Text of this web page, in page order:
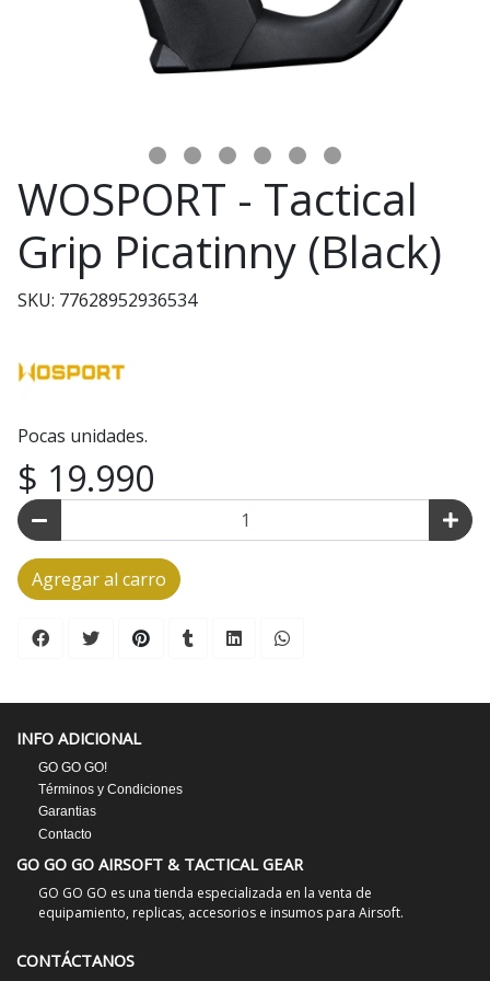
WOSPORT - Tactical
Grip Picatinny (Black)
SKU: 77628952936534
Pocas unidades.
$ 19.990
Agregar al carro
INFO ADICIONAL
GO GO GO!
Términos y Condiciones
Garantias
Contacto
GO GO GO AIRSOFT & TACTICAL GEAR
GO GO GO es una tienda especializada en la venta de
equipamiento, replicas, accesorios e insumos para Airsoft.
CONTÁCTANOS